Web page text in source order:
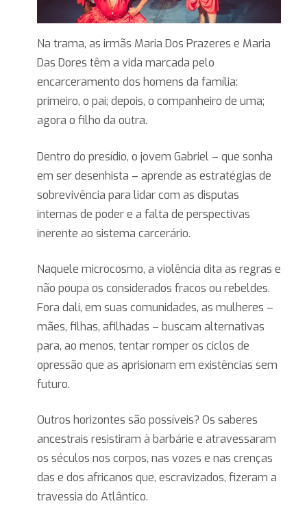
Na trama, as irmãs Maria Dos Prazeres e Maria
Das Dores têm a vida marcada pelo
encarceramento dos homens da família:
primeiro, o pai; depois, o companheiro de uma;
agora o filho da outra.
Dentro do presídio, o jovem Gabriel – que sonha
em ser desenhista – aprende as estratégias de
sobrevivência para lidar com as disputas
internas de poder e a falta de perspectivas
inerente ao sistema carcerário.
Naquele microcosmo, a violência dita as regras e
não poupa os considerados fracos ou rebeldes.
Fora dali, em suas comunidades, as mulheres –
mães, filhas, afilhadas – buscam alternativas
para, ao menos, tentar romper os ciclos de
opressão que as aprisionam em existências sem
futuro.
Outros horizontes são possíveis? Os saberes
ancestrais resistiram à barbárie e atravessaram
os séculos nos corpos, nas vozes e nas crenças
das e dos africanos que, escravizados, fizeram a
travessia do Atlântico.